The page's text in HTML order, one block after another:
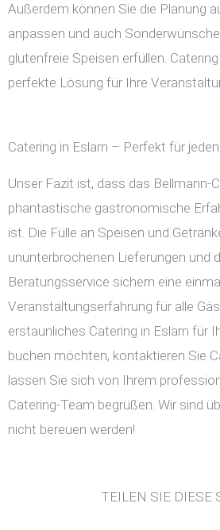
Außerdem können Sie die Planung
anpassen und auch
glutenfreie Speisen erfüllen.
perfekte Lösung für Ihre
Catering in Eslarn – Perfekt für
Unser Fazit ist, dass das Bellmann-
phantastische gastronomische
ist. Die Fülle an Speisen und
ununterbrochenen Lieferungen und
Beratungsservice sichern eine
Veranstaltungserfahrung für alle
erstaunliches Catering in Eslarn für
buchen möchten, kontaktieren Sie
lassen Sie sich von Ihrem
Catering-Team begrüßen. Wir sind
nicht bereuen werden!
TEILEN SIE DIESE